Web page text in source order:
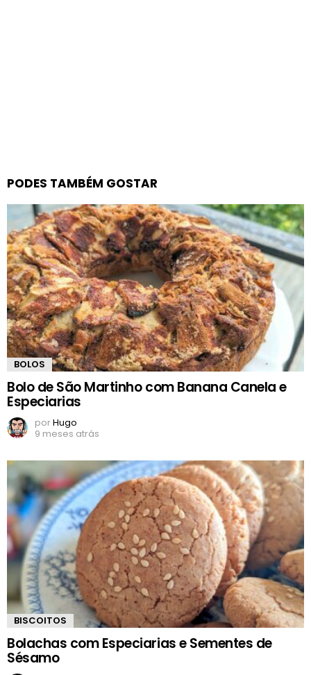
PODES TAMBÉM GOSTAR
BOLOS
Bolo de São Martinho com Banana Canela e
Especiarias
porHugo
9 meses atrás
BISCOITOS
Bolachas com Especiarias e Sementes de
Sésamo